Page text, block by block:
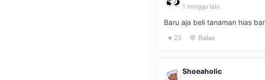
1 minggu lalu
Baru aja beli tanaman hias
♥ 23 💬 Balas
Shoeaholic